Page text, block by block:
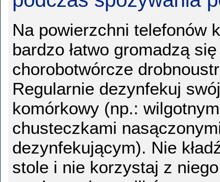
Na powierzchni telefonów
bardzo łatwo gromadzą się
chorobotwórcze
Regularnie dezynfekuj
komórkowy (np.:
chusteczkami
dezynfekującym). Nie
stole i nie korzystaj z